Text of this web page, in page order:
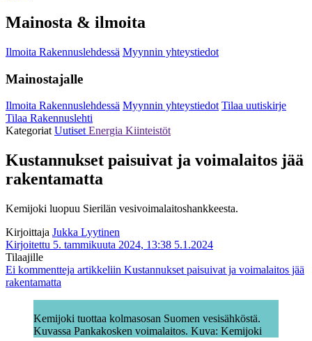
Mainosta & ilmoita
Ilmoita Rakennuslehdessä Myynnin yhteystiedot
Mainostajalle
Ilmoita Rakennuslehdessä Myynnin yhteystiedot Tilaa uutiskirje
Tilaa Rakennuslehti
KategoriatUutisetEnergia Kiinteistöt
Kustannukset paisuivat ja voimalaitos jää
rakentamatta
Kemijoki luopuu Sierilän vesivoimalaitoshankkeesta.
Kirjoittaja Jukka Lyytinen
Kirjoitettu 5. tammikuuta 2024, 13:38 5.1.2024
Tilaajille
Ei kommentteja artikkeliin Kustannukset paisuivat ja voimalaitos jää
rakentamatta
Kemijoki tuottaa kolmasosan Suomen vesisähköstä.
Kuvassa Pankakosken voimalaitos. Kuva: Kemijoki